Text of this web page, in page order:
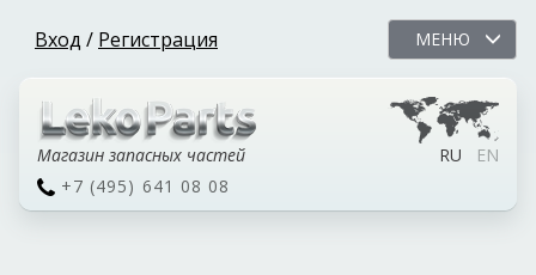
Вход / Регистрация МЕНЮ
Магазин запасных частей RU
EN
+7 (495) 641 08 08